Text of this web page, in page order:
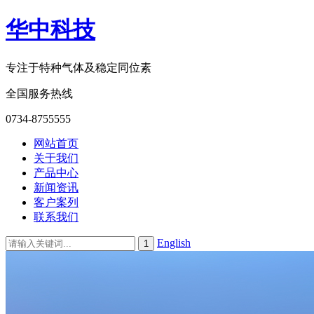
华中科技
专注于特种气体及稳定同位素
全国服务热线
0734-8755555
网站首页
关于我们
产品中心
新闻资讯
客户案列
联系我们
English